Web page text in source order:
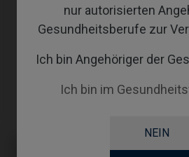
nur autorisierten
Gesundheitsberufe zur
Ich bin Angehöriger der
Ich bin im
NEIN
PSD Locator Prothese kompatibel
mit IPD Tools & Extras PSD Loc